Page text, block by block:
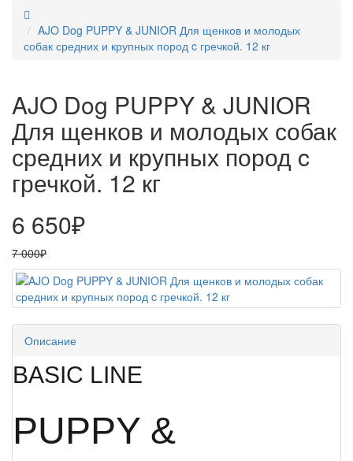
AJO Dog PUPPY & JUNIOR Для щенков и молодых
собак средних и крупных пород c гречкой. 12 кг
AJO Dog PUPPY & JUNIOR
Для щенков и молодых собак
средних и крупных пород c
гречкой. 12 кг
6 650₽
7 000₽
Описание
BASIC LINE
PUPPY &